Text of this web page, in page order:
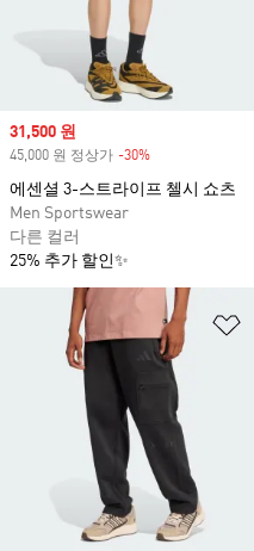
Sale price
31,500 원
45,000 원 정상가 -30%
에센셜 3-스트라이프 첼시 쇼츠
Men Sportswear
다른 컬러
25% 추가 할인✨